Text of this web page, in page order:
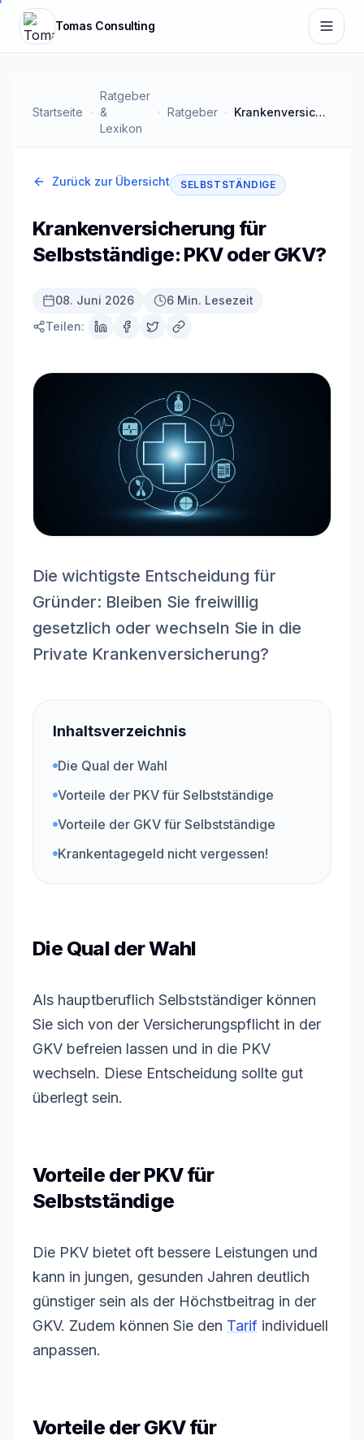
Zum Hauptinhalt springen
Tomas Consulting
Startseite
Ratgeber
&
Lexikon
Ratgeber Krankenversicherung für Selbstständige: PKV oder GKV?
Zurück zur Übersicht SELBSTSTÄNDIGE
Krankenversicherung für
Selbstständige: PKV oder GKV?
08. Juni 2026
6 Min. Lesezeit
Teilen:
Die wichtigste Entscheidung für
Gründer: Bleiben Sie freiwillig
gesetzlich oder wechseln Sie in die
Private Krankenversicherung?
Inhaltsverzeichnis
Die Qual der Wahl
Vorteile der PKV für Selbstständige
Vorteile der GKV für Selbstständige
Krankentagegeld nicht vergessen!
Die Qual der Wahl
Als hauptberuflich Selbstständiger können
Sie sich von der Versicherungspflicht in der
GKV befreien lassen und in die PKV
wechseln. Diese Entscheidung sollte gut
überlegt sein.
Vorteile der PKV für
Selbstständige
Die PKV bietet oft bessere Leistungen und
kann in jungen, gesunden Jahren deutlich
günstiger sein als der Höchstbeitrag in der
GKV. Zudem können Sie den Tarif individuell
anpassen.
Vorteile der GKV für